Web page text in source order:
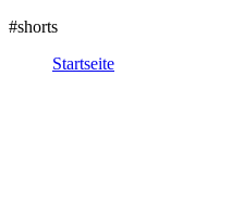
#shorts
Startseite